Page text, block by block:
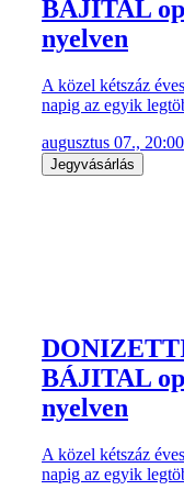
BÁJITAL
nyelven
A közel kétszáz
napig az egyik
augusztus 07.,
Jegyvásárlás
BÁJITAL
nyelven
A közel kétszáz
napig az egyik